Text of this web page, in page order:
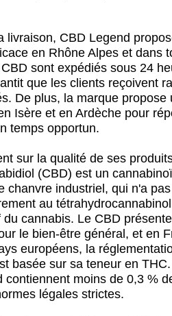
livraison, CBD Legend
en Rhône Alpes et dans
sont expédiés sous 24
que les clients reçoivent
De plus, la marque propose
Isère et en Ardèche pour
temps opportun.
sur la qualité de ses
(CBD) est un
chanvre industriel, qui n'a
au
cannabis. Le CBD
le bien-être général, et en
européens, la
basée sur sa teneur en
contiennent moins de 0,3 %
légales strictes.